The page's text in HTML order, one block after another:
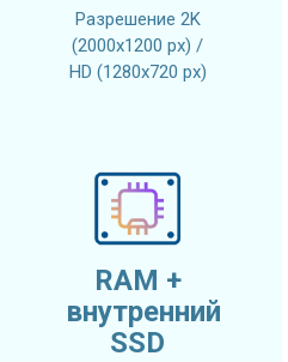
Разрешение 2K
(2000x1200 px) /
HD (1280x720 px)
RAM +
внутренний
SSD